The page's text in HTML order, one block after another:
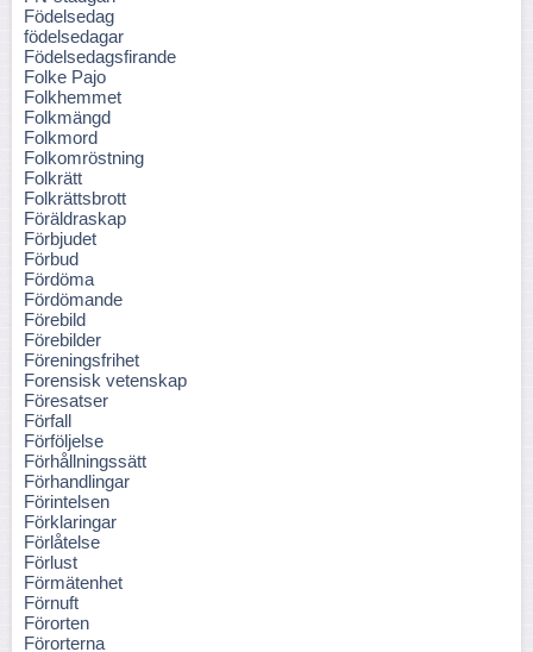
Födelsedag
födelsedagar
Födelsedagsfirande
Folke Pajo
Folkhemmet
Folkmängd
Folkmord
Folkomröstning
Folkrätt
Folkrättsbrott
Föräldraskap
Förbjudet
Förbud
Fördöma
Fördömande
Förebild
Förebilder
Föreningsfrihet
Forensisk vetenskap
Föresatser
Förfall
Förföljelse
Förhållningssätt
Förhandlingar
Förintelsen
Förklaringar
Förlåtelse
Förlust
Förmätenhet
Förnuft
Förorten
Förorterna